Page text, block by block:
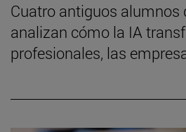
Cuatro antiguos alumnos
analizan cómo la IA
profesionales, las